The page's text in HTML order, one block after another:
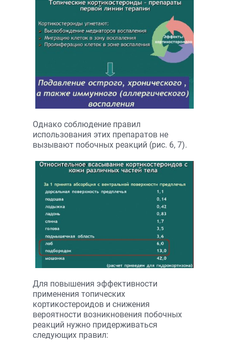
Однако соблюдение правил
использования этих препаратов не
вызывают побочных реакций (рис. 6, 7).
Для повышения эффективности
применения топических
кортикостероидов и снижения
вероятности возникновения побочных
реакций нужно придерживаться
следующих правил: